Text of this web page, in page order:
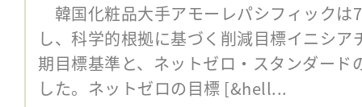
韓国化粧品大手アモーレパシフィックは
し、科学的根拠に基づく削減目標イニシ
期目標基準と、ネットゼロ・スタンダード
した。ネットゼロの目標 [&hell...